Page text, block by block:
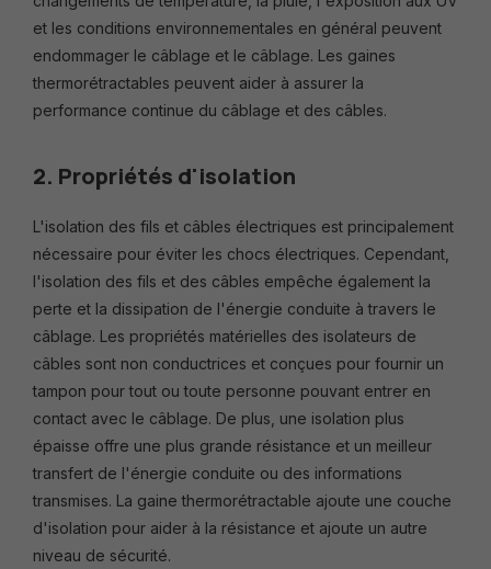
et les conditions environnementales en général peuvent
endommager le câblage et le câblage. Les gaines
thermorétractables peuvent aider à assurer la
performance continue du câblage et des câbles.
2. Propriétés d'isolation
L'isolation des fils et câbles électriques est principalement
nécessaire pour éviter les chocs électriques. Cependant,
l'isolation des fils et des câbles empêche également la
perte et la dissipation de l'énergie conduite à travers le
câblage. Les propriétés matérielles des isolateurs de
câbles sont non conductrices et conçues pour fournir un
tampon pour tout ou toute personne pouvant entrer en
contact avec le câblage. De plus, une isolation plus
épaisse offre une plus grande résistance et un meilleur
transfert de l'énergie conduite ou des informations
transmises. La gaine thermorétractable ajoute une couche
d'isolation pour aider à la résistance et ajoute un autre
niveau de sécurité.